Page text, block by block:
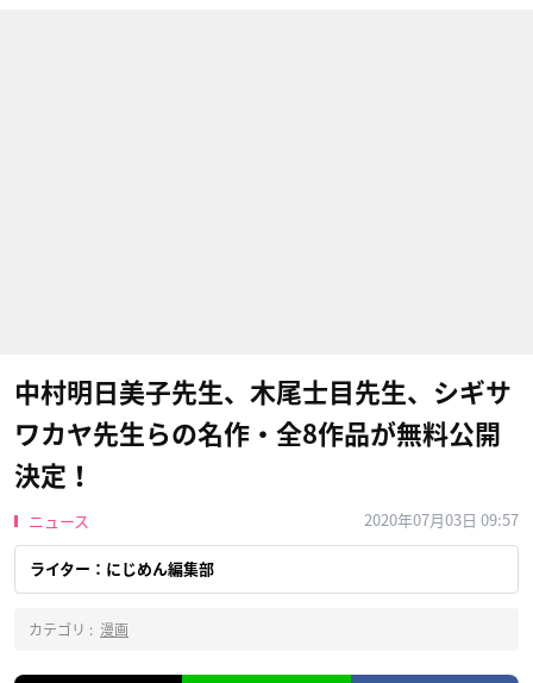
中村明日美子先生、木尾士目先生、シギサ
ワカヤ先生らの名作・全8作品が無料公開
決定！
ニュース 2020年07月03日 09:57
ライター：にじめん編集部
カテゴリ : 漫画